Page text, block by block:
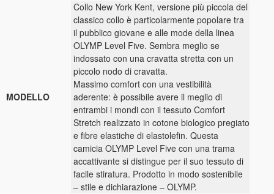
MODELLO
Collo New York Kent, versione più piccola del
classico collo è particolarmente popolare tra
il pubblico giovane e alle mode della linea
OLYMP Level Five. Sembra meglio se
indossato con una cravatta stretta con un
piccolo nodo di cravatta.
Massimo comfort con una vestibilità
aderente: è possibile avere il meglio di
entrambi i mondi con il tessuto Comfort
Stretch realizzato in cotone biologico pregiato
e fibre elastiche di elastolefin. Questa
camicia OLYMP Level Five con una trama
accattivante si distingue per il suo tessuto di
facile stiratura. Prodotto in modo sostenibile
– stile e dichiarazione – OLYMP.